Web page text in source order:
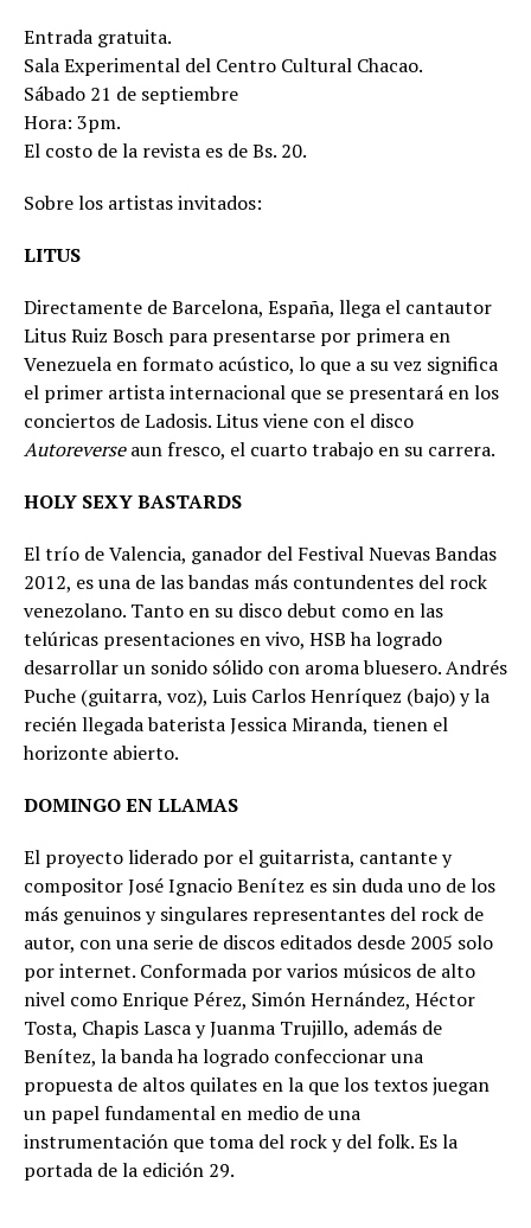
Entrada gratuita.
Sala Experimental del Centro Cultural Chacao.
Sábado 21 de septiembre
Hora: 3pm.
El costo de la revista es de Bs. 20.
Sobre los artistas invitados:
LITUS
Directamente de Barcelona, España, llega el cantautor
Litus Ruiz Bosch para presentarse por primera en
Venezuela en formato acústico, lo que a su vez significa
el primer artista internacional que se presentará en los
conciertos de Ladosis. Litus viene con el disco
Autoreverseaun fresco, el cuarto trabajo en su carrera.
HOLY SEXY BASTARDS
El trío de Valencia, ganador del Festival Nuevas Bandas
2012, es una de las bandas más contundentes del rock
venezolano. Tanto en su disco debut como en las
telúricas presentaciones en vivo, HSB ha logrado
desarrollar un sonido sólido con aroma bluesero. Andrés
Puche (guitarra, voz), Luis Carlos Henríquez (bajo) y la
recién llegada baterista Jessica Miranda, tienen el
horizonte abierto.
DOMINGO EN LLAMAS
El proyecto liderado por el guitarrista, cantante y
compositor José Ignacio Benítez es sin duda uno de los
más genuinos y singulares representantes del rock de
autor, con una serie de discos editados desde 2005 solo
por internet. Conformada por varios músicos de alto
nivel como Enrique Pérez, Simón Hernández, Héctor
Tosta, Chapis Lasca y Juanma Trujillo, además de
Benítez, la banda ha logrado confeccionar una
propuesta de altos quilates en la que los textos juegan
un papel fundamental en medio de una
instrumentación que toma del rock y del folk. Es la
portada de la edición 29.